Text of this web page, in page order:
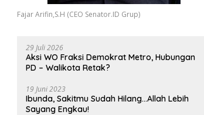
Fajar Arifin,S.H (CEO Senator.ID Grup)
29 Juli 2026
Aksi WO Fraksi Demokrat Metro, Hubungan
PD – Walikota Retak?
19 Juni 2023
Ibunda, Sakitmu Sudah Hilang…Allah Lebih
Sayang Engkau!